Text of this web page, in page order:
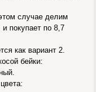
случае делим
покупает по 8,7
как вариант 2.
бейки: